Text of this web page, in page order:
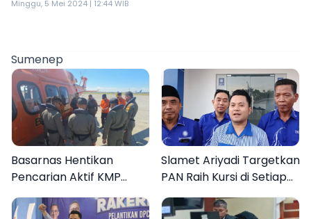
Minggu, 5 Mei 2024 | 12:44 WIB
Sumenep
Basarnas Hentikan
Pencarian Aktif KMP
Mutiara Sentosa II, Empat
Orang Masih Hilang
Slamet Ariyadi Targetkan
PAN Raih Kursi di Setiap
Dapil Sumenep pada
2029